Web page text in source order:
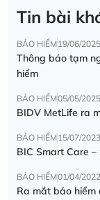
Tin bài
BẢO HIỂM19/06/2025
Thông báo tạm
hiểm
BẢO HIỂM05/05/2025
BIDV MetLife ra
BẢO HIỂM15/07/2023
BIC Smart Care
BẢO HIỂM01/04/2022
Ra mắt bảo hiểm